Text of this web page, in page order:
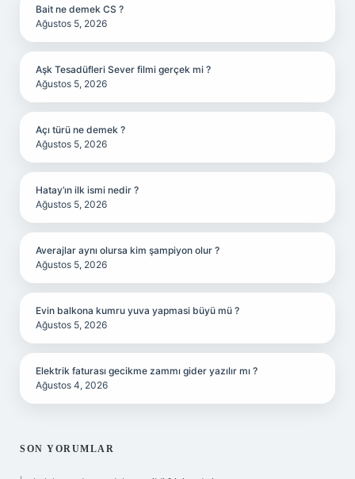
Bait ne demek CS ?
Ağustos 5, 2026
Aşk Tesadüfleri Sever filmi gerçek mi ?
Ağustos 5, 2026
Açı türü ne demek ?
Ağustos 5, 2026
Hatay’ın ilk ismi nedir ?
Ağustos 5, 2026
Averajlar aynı olursa kim şampiyon olur ?
Ağustos 5, 2026
Evin balkona kumru yuva yapmasi büyü mü ?
Ağustos 5, 2026
Elektrik faturası gecikme zammı gider yazılır mı ?
Ağustos 4, 2026
SON YORUMLAR